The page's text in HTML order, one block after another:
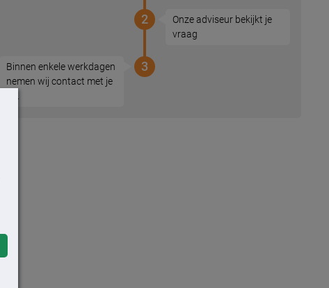
Onze adviseur bekijkt je
vraag
2
Binnen enkele werkdagen
nemen wij contact met je
3